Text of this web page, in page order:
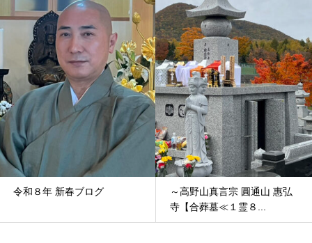
令和８年 新春ブログ
～高野山真言宗 圓通山 惠弘
寺【合葬墓≪１霊８...